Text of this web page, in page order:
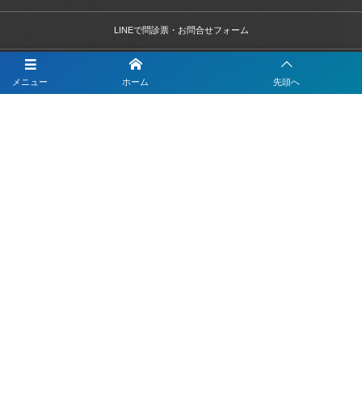
メニュー ホーム 先頭へ
LINEで問診票・お問合せフォーム
LINEを活用した採用活動